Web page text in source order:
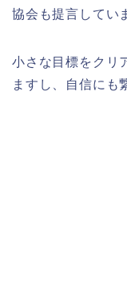
協会も提言してい
小さな目標をクリ
ますし、自信にも